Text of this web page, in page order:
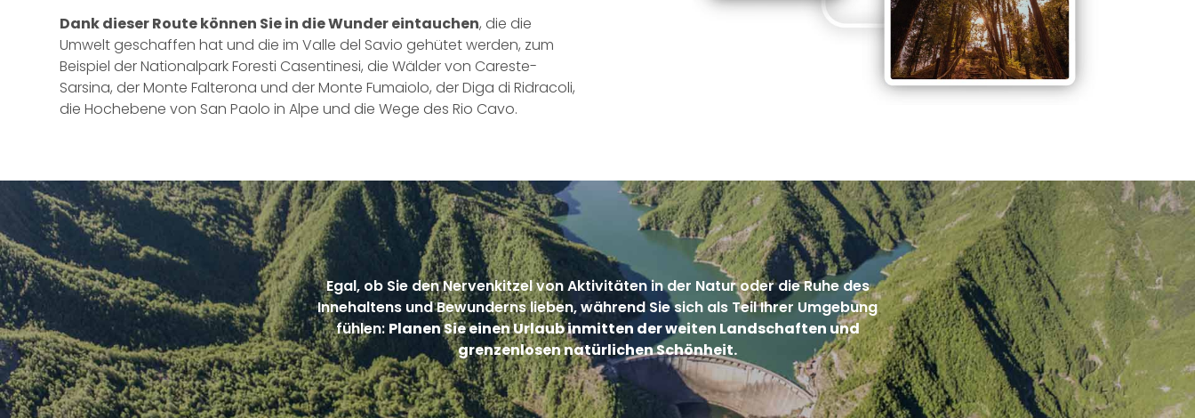
Dank dieser Route können Sie in die Wunder eintauchen, die die
Umwelt geschaffen hat und die im Valle del Savio gehütet werden, zum
Beispiel der Nationalpark Foresti Casentinesi, die Wälder von Careste-
Sarsina, der Monte Falterona und der Monte Fumaiolo, der Diga di Ridracoli,
die Hochebene von San Paolo in Alpe und die Wege des Rio Cavo.
Egal, ob Sie den Nervenkitzel von Aktivitäten in der Natur oder die Ruhe des
Innehaltens und Bewunderns lieben, während Sie sich als Teil Ihrer Umgebung
fühlen: Planen Sie einen Urlaub inmitten der weiten Landschaften und
grenzenlosen natürlichen Schönheit.